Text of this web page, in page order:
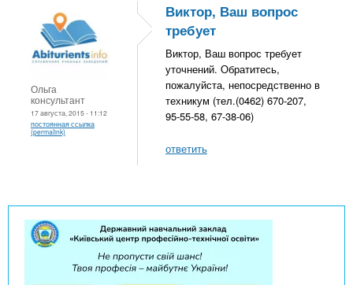
Ольга
консультант
17 августа, 2015 - 11:12
постоянная ссылка
(permalink)
Виктор, Ваш вопрос
требует
Виктор, Ваш вопрос требует
уточнений. Обратитесь,
пожалуйста, непосредственно в
техникум (тел.(0462) 670-207,
95-55-58, 67-38-06)
ответить